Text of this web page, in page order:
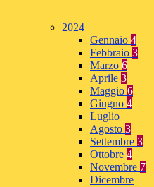
2024
Gennaio 4
Febbraio 3
Marzo 6
Aprile 3
Maggio 6
Giugno 4
Luglio
Agosto 3
Settembre 3
Ottobre 4
Novembre 7
Dicembre